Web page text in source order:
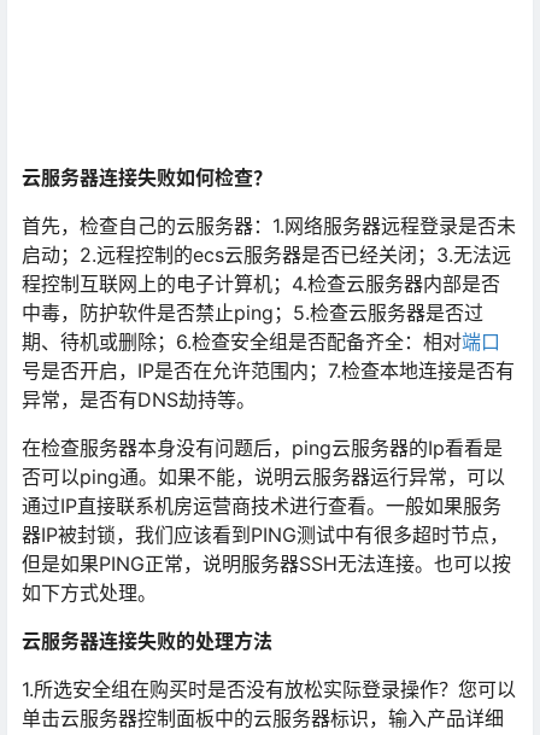
云服务器连接失败如何检查？
首先，检查自己的云服务器：1.网络服务器远程登录是否未
启动；2.远程控制的ecs云服务器是否已经关闭；3.无法远
程控制互联网上的电子计算机；4.检查云服务器内部是否
中毒，防护软件是否禁止ping；5.检查云服务器是否过
期、待机或删除；6.检查安全组是否配备齐全：相对端口
号是否开启，IP是否在允许范围内；7.检查本地连接是否有
异常，是否有DNS劫持等。
在检查服务器本身没有问题后，ping云服务器的Ip看看是
否可以ping通。如果不能，说明云服务器运行异常，可以
通过IP直接联系机房运营商技术进行查看。一般如果服务
器IP被封锁，我们应该看到PING测试中有很多超时节点，
但是如果PING正常，说明服务器SSH无法连接。也可以按
如下方式处理。
云服务器连接失败的处理方法
1.所选安全组在购买时是否没有放松实际登录操作？您可以
单击云服务器控制面板中的云服务器标识，输入产品详细